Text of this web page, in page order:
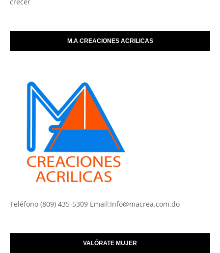
M.A CREACIONES ACRILICAS
Teléfono (809) 435-5309 Email:Info@macrea.com.do
VALÓRATE MUJER